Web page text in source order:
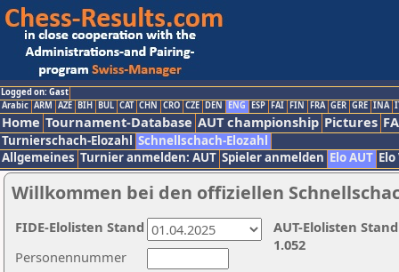
Logged on: Gast
Arabic ARM AZE BIH BUL CAT CHN CRO CZE DEN ENG ESP FAI FIN FRA GER GRE INA
Home Tournament-Database AUT championship Pictures
Turnierschach-Elozahl Schnellschach-Elozahl
Allgemeines Turnier anmelden: AUT Spieler anmelden Elo AUT
Willkommen bei den offiziellen
Personennummer
AUT-Elolisten
1.052
FIDE-Elolisten Stand